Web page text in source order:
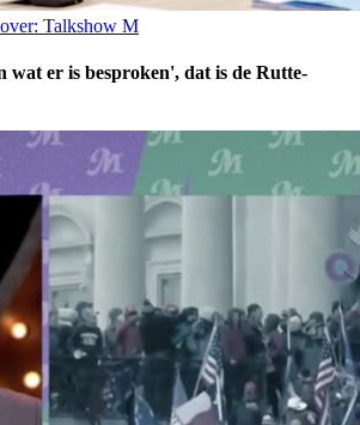
Talkshow M
wat er is besproken', dat is de Rutte-